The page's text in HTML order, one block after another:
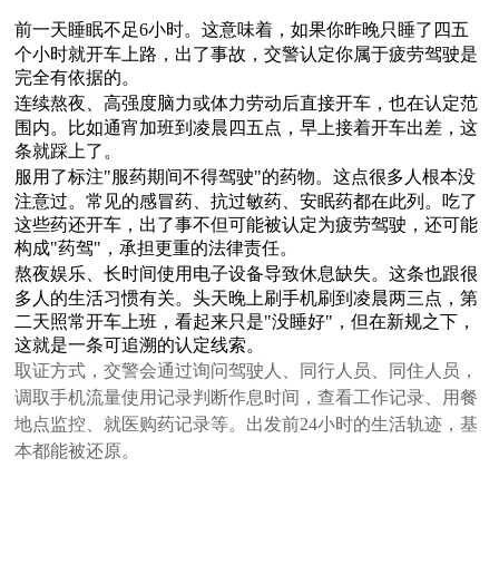
前一天睡眠不足6小时。这意味着，如果你昨晚只睡了四五
个小时就开车上路，出了事故，交警认定你属于疲劳驾驶是
完全有依据的。
连续熬夜、高强度脑力或体力劳动后直接开车，也在认定范
围内。比如通宵加班到凌晨四五点，早上接着开车出差，这
条就踩上了。
服用了标注"服药期间不得驾驶"的药物。这点很多人根本没
注意过。常见的感冒药、抗过敏药、安眠药都在此列。吃了
这些药还开车，出了事不但可能被认定为疲劳驾驶，还可能
构成"药驾"，承担更重的法律责任。
熬夜娱乐、长时间使用电子设备导致休息缺失。这条也跟很
多人的生活习惯有关。头天晚上刷手机刷到凌晨两三点，第
二天照常开车上班，看起来只是"没睡好"，但在新规之下，
这就是一条可追溯的认定线索。
取证方式，交警会通过询问驾驶人、同行人员、同住人员，
调取手机流量使用记录判断作息时间，查看工作记录、用餐
地点监控、就医购药记录等。出发前24小时的生活轨迹，基
本都能被还原。